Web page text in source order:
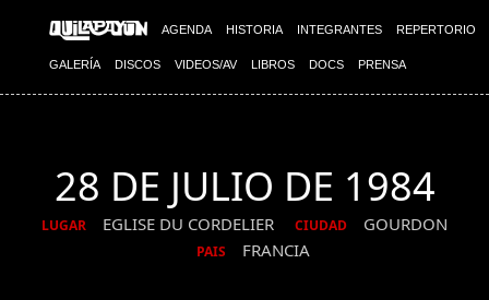
AGENDA HISTORIA INTEGRANTES REPERTORIO
GALERÍA DISCOS VIDEOS/AV LIBROS DOCS PRENSA
28 DE JULIO DE 1984
LUGAR EGLISE DU CORDELIER CIUDAD GOURDON
PAIS FRANCIA